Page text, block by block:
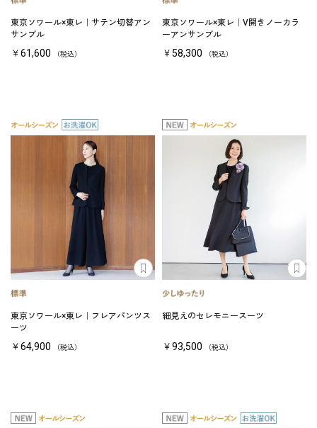
東京ソワール×東レ｜サテン切替アン
サンブル
￥61,600 （税込）
東京ソワール×東レ｜V開きノーカラ
ーアンサンブル
￥58,300 （税込）
東京ソワール×東レ｜フレアパンツス
ーツ
￥64,900 （税込）
細見えのセレモニースーツ
￥93,500 （税込）